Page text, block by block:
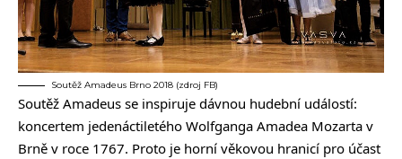
Soutěž Amadeus Brno 2018 (zdroj FB)
Soutěž Amadeus se inspiruje dávnou hudební událostí:
koncertem jedenáctiletého Wolfganga Amadea Mozarta v
Brně v roce 1767. Proto je horní věkovou hranicí pro účast